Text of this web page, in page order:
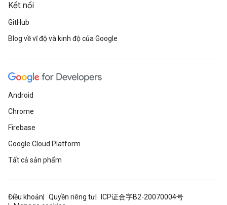
Kết nối
GitHub
Blog về vĩ độ và kinh độ của Google
Android
Chrome
Firebase
Google Cloud Platform
Tất cả sản phẩm
Điều khoản Quyền riêng tư
ICP证合字B2-20070004号